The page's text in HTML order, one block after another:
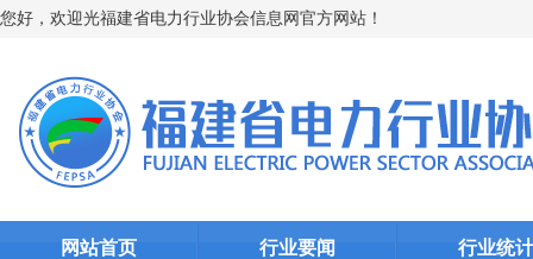
您好，欢迎光福建省电力行业协会信息网官方网站！
网站首页 行业要闻 行业统计